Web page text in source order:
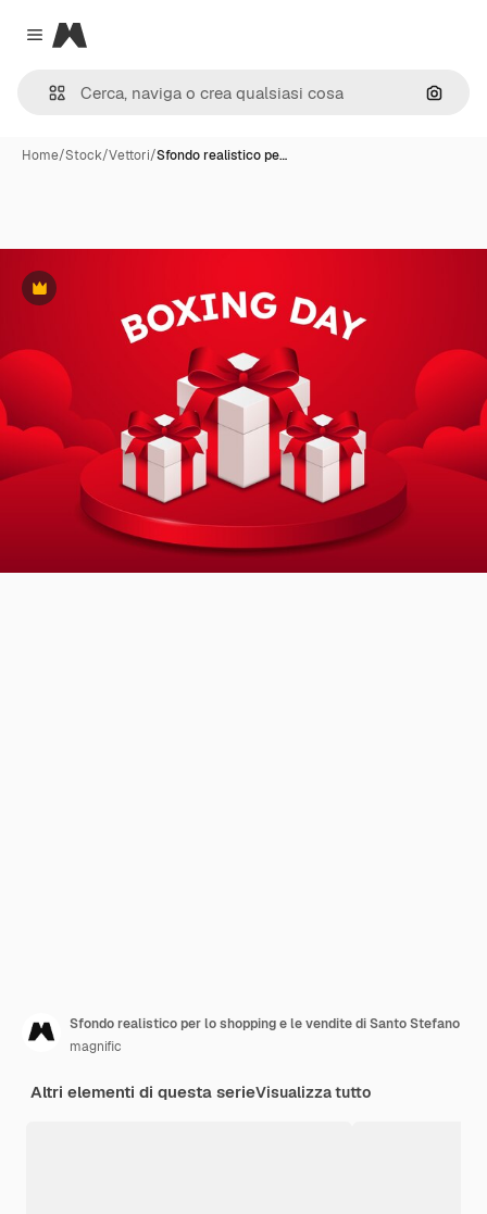
Close menu
Magnific
Cerca
Home/Stock/Vettori/Sfondo realistico pe…
Premium
Sfondo realistico per lo shopping e le vendite di Santo Stefano
magnific
Altri elementi di questa serieVisualizza tutto